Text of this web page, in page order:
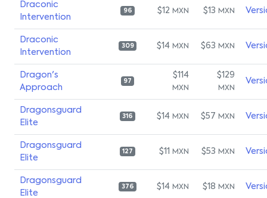
Draconic
Intervention
96 $12 MXN $13 MXN
Draconic
Intervention
309 $14 MXN $63 MXN
Dragon's
Approach
97
$114
MXN
$129
MXN
Dragonsguard
Elite
316 $14 MXN $57 MXN
Dragonsguard
Elite
127 $11 MXN $53 MXN
Dragonsguard
Elite
376 $14 MXN $18 MXN